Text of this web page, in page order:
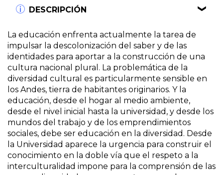
DESCRIPCIÓN
La educación enfrenta actualmente la tarea de
impulsar la descolonización del saber y de las
identidades para aportar a la construcción de una
cultura nacional plural. La problemática de la
diversidad cultural es particularmente sensible en
los Andes, tierra de habitantes originarios. Y la
educación, desde el hogar al medio ambiente,
desde el nivel inicial hasta la universidad, y desde los
mundos del trabajo y de los emprendimientos
sociales, debe ser educación en la diversidad. Desde
la Universidad aparece la urgencia para construir el
conocimiento en la doble vía que el respeto a la
interculturalidad impone para la comprensión de las